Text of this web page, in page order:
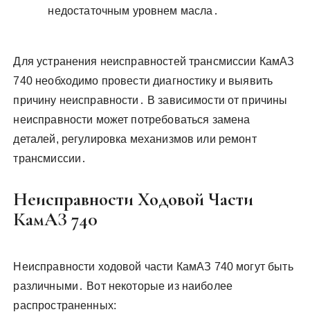
недостаточным уровнем масла․
Для устранения неисправностей трансмиссии КамАЗ
740 необходимо провести диагностику и выявить
причину неисправности․ В зависимости от причины
неисправности может потребоваться замена
деталей, регулировка механизмов или ремонт
трансмиссии․
Неисправности Ходовой Части
КамАЗ 740
Неисправности ходовой части КамАЗ 740 могут быть
различными․ Вот некоторые из наиболее
распространенных: